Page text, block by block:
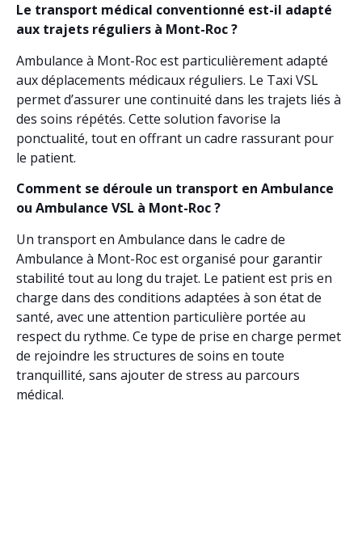
Le transport médical conventionné est-il adapté
aux trajets réguliers à Mont-Roc ?
Ambulance à Mont-Roc est particulièrement adapté
aux déplacements médicaux réguliers. Le Taxi VSL
permet d’assurer une continuité dans les trajets liés à
des soins répétés. Cette solution favorise la
ponctualité, tout en offrant un cadre rassurant pour
le patient.
Comment se déroule un transport en Ambulance
ou Ambulance VSL à Mont-Roc ?
Un transport en Ambulance dans le cadre de
Ambulance à Mont-Roc est organisé pour garantir
stabilité tout au long du trajet. Le patient est pris en
charge dans des conditions adaptées à son état de
santé, avec une attention particulière portée au
respect du rythme. Ce type de prise en charge permet
de rejoindre les structures de soins en toute
tranquillité, sans ajouter de stress au parcours
médical.